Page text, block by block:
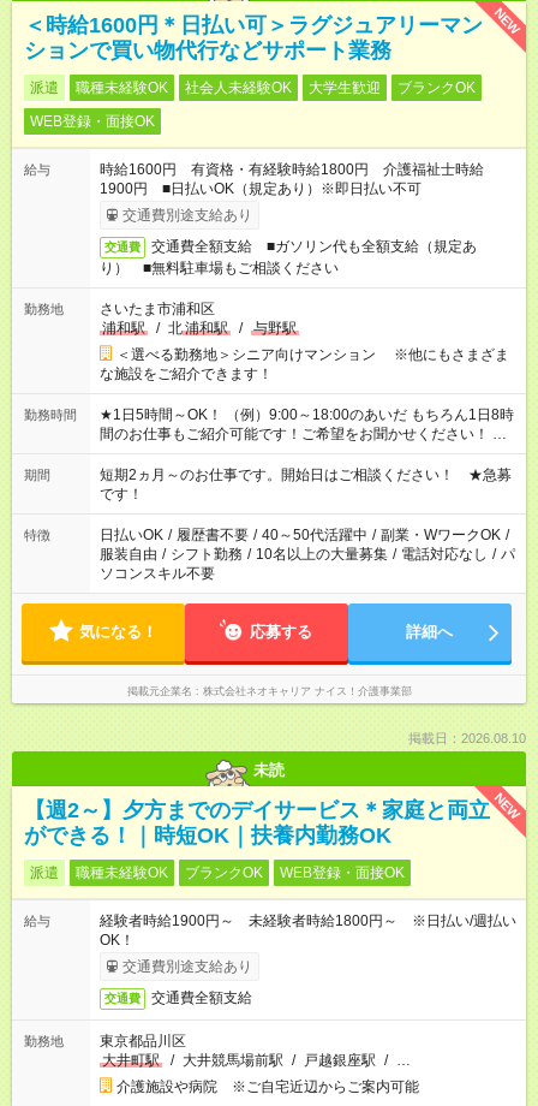
NEW
＜時給1600円＊日払い可＞ラグジュアリーマン
ションで買い物代行などサポート業務
派遣 職種未経験OK 社会人未経験OK 大学生歓迎
ブランクOK
WEB登録・面接OK
給与
時給1600円 有資格・有経験時給1800円 介護福祉士時給
1900円 ■日払いOK（規定あり）※即日払い不可
交通費別途支給あり
交通費
交通費全額支給 ■ガソリン代も全額支給（規定あ
り） ■無料駐車場もご相談ください
勤務地
さいたま市浦和区
浦和駅
/ 北浦和駅 / 与野駅
＜選べる勤務地＞シニア向けマンション ※他にもさまざま
な施設をご紹介できます！
勤務時間
★1日5時間～OK！ （例）9:00～18:00のあいだ もちろん1日8時
間のお仕事もご紹介可能です！ご希望をお聞かせください！ ★
家庭の都合でお休みが必要な場合も遠慮なくご相談ください。
※週最低15時間以上の勤務が必要です
期間
短期2ヵ月～のお仕事です。開始日はご相談ください！ ★急募
です！
特徴 日払いOK / 履歴書不要 / 40～50代活躍中 / 副業・WワークOK /
服装自由 / シフト勤務 / 10名以上の大量募集 / 電話対応なし / パ
ソコンスキル不要
気になる！ 応募する 詳細へ
掲載元企業名 株式会社ネオキャリア ナイス！介護事業部
掲載日：2026.08.10
未読
NEW
【週2～】夕方までのデイサービス＊家庭と両立
ができる！｜時短OK｜扶養内勤務OK
派遣 職種未経験OK ブランクOK WEB登録・面接OK
給与
経験者時給1900円～ 未経験者時給1800円～ ※日払い/週払い
OK！
交通費別途支給あり
交通費 交通費全額支給
勤務地
東京都品川区
大井町駅
/ 大井競馬場前駅 / 戸越銀座駅 / …
介護施設や病院 ※ご自宅近辺からご案内可能